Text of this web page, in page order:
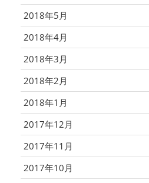
2018年5月
2018年4月
2018年3月
2018年2月
2018年1月
2017年12月
2017年11月
2017年10月